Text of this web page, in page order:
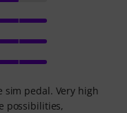
pedal. Very high
possibilities,